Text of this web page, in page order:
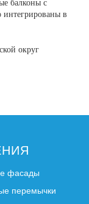
балконы с
в
округ
фасады
перемычки